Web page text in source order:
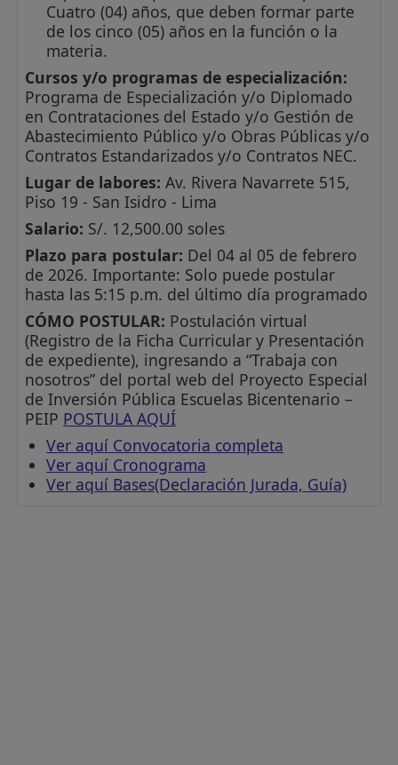
Cuatro (04) años, que deben formar parte
de los cinco (05) años en la función o la
materia.
Cursos y/o programas de especialización:
Programa de Especialización y/o Diplomado
en Contrataciones del Estado y/o Gestión de
Abastecimiento Público y/o Obras Públicas y/o
Contratos Estandarizados y/o Contratos NEC.
Lugar de labores: Av. Rivera Navarrete 515,
Piso 19 - San Isidro - Lima
Salario: S/. 12,500.00 soles
Plazo para postular: Del 04 al 05 de febrero
de 2026. Importante: Solo puede postular
hasta las 5:15 p.m. del último día programado
CÓMO POSTULAR: Postulación virtual
(Registro de la Ficha Curricular y Presentación
de expediente), ingresando a “Trabaja con
nosotros” del portal web del Proyecto Especial
de Inversión Pública Escuelas Bicentenario –
PEIP POSTULA AQUÍ
Ver aquí Convocatoria completa
Ver aquí Cronograma
Ver aquí Bases(Declaración Jurada, Guía)